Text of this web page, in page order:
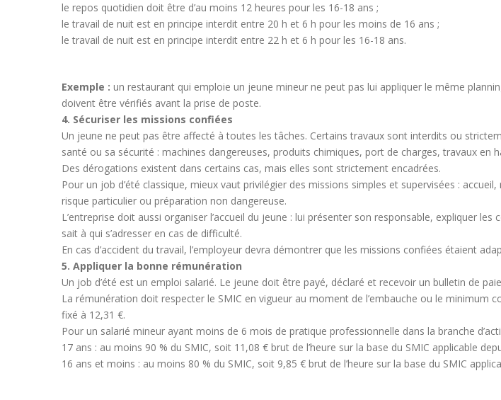
le repos quotidien doit être d’au moins 12 heures pour les 16-18 ans ;
le travail de nuit est en principe interdit entre 20 h et 6 h pour les moins de 16 ans ;
le travail de nuit est en principe interdit entre 22 h et 6 h pour les 16-18 ans.
Exemple : un restaurant qui emploie un jeune mineur ne peut pas lui appliquer le même
doivent être vérifiés avant la prise de poste.
4. Sécuriser les missions confiées
Un jeune ne peut pas être affecté à toutes les tâches. Certains travaux sont interdits ou
santé ou sa sécurité : machines dangereuses, produits chimiques, port de charges, travaux en
Des dérogations existent dans certains cas, mais elles sont strictement encadrées.
Pour un job d’été classique, mieux vaut privilégier des missions simples et supervisées :
risque particulier ou préparation non dangereuse.
L’entreprise doit aussi organiser l’accueil du jeune : lui présenter son responsable, expliquer
sait à qui s’adresser en cas de difficulté.
En cas d’accident du travail, l’employeur devra démontrer que les missions confiées étaient
5. Appliquer la bonne rémunération
Un job d’été est un emploi salarié. Le jeune doit être payé, déclaré et recevoir un bulletin de
La rémunération doit respecter le SMIC en vigueur au moment de l’embauche ou le minimum
fixé à 12,31 €.
Pour un salarié mineur ayant moins de 6 mois de pratique professionnelle dans la branche
17 ans : au moins 90 % du SMIC, soit 11,08 € brut de l’heure sur la base du SMIC applicable
16 ans et moins : au moins 80 % du SMIC, soit 9,85 € brut de l’heure sur la base du SMIC